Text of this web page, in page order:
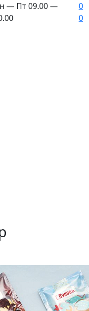
— Пт 09.00 —
0
0